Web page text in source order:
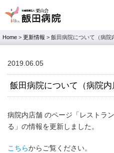
Home > 更新情報 > 飯田病院について（病
2019.06.05
飯田病院について（病院
病院内店舗 のページ「レストラ
る」の情報を更新しました。
こちらからご覧ください。